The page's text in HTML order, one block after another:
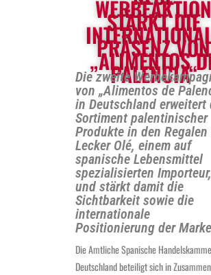
WERBEAKTION
STÄRKT DIE
PRÄSENZ VON
„ALIMENTOS
PALENCIA“
Die zweite
von „Alimentos de
in Deutschland erweitert
Sortiment palentinischer
Produkte in den Regalen
Lecker Olé, einem auf
spanische Lebensmittel
spezialisierten Importeur,
und stärkt damit die
Sichtbarkeit sowie die
internationale
Positionierung der Marke
Die Amtliche Spanische
Deutschland beteiligt sich in